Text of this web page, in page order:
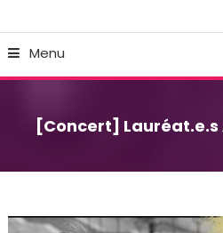
Menu
[Concert]